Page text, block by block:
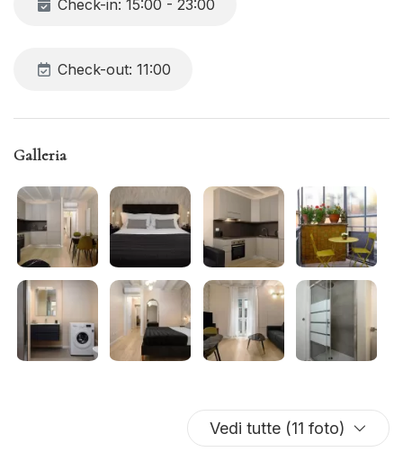
Check-in: 15:00 - 23:00
Check-out: 11:00
Galleria
Vedi tutte (11 foto)